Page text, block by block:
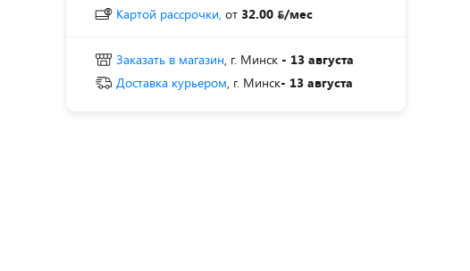
Картой рассрочки, от 32.00 /мес
Заказать в магазин, г. Минск - 13 августа
Доставка курьером, г. Минск- 13 августа